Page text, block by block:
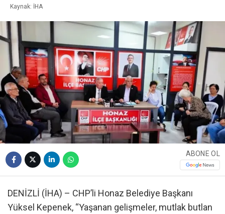
Kaynak: İHA
ABONE OL
DENİZLİ (İHA) – CHP’li Honaz Belediye Başkanı
Yüksel Kepenek, “Yaşanan gelişmeler, mutlak butlan